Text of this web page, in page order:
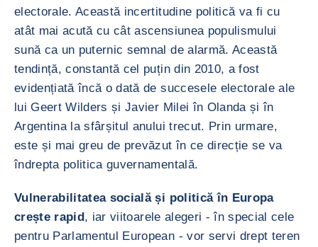
electorale. Această incertitudine politică va fi cu
atât mai acută cu cât ascensiunea populismului
sună ca un puternic semnal de alarmă. Această
tendință, constantă cel puțin din 2010, a fost
evidențiată încă o dată de succesele electorale ale
lui Geert Wilders și Javier Milei în Olanda și în
Argentina la sfârșitul anului trecut. Prin urmare,
este și mai greu de prevăzut în ce direcție se va
îndrepta politica guvernamentală.
Vulnerabilitatea socială și politică în Europa
crește rapid, iar viitoarele alegeri - în special cele
pentru Parlamentul European - vor servi drept teren